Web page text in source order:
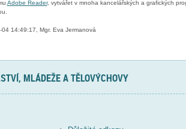
Adobe Reader, vytvářet v mnoha kancelářských a grafických
14:49:17, Mgr. Eva Jermanová
MLÁDEŽE A TĚLOVÝCHOVY